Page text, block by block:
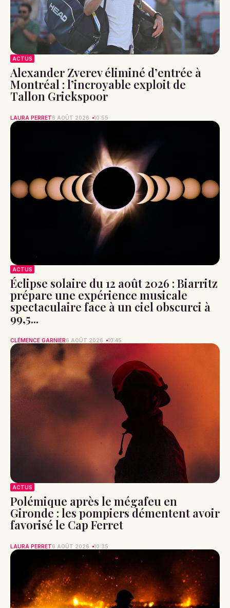
ACTUS
Alexander Zverev éliminé d’entrée à
Montréal : l’incroyable exploit de
Tallon Griekspoor
LAURA PERRET6 AOÛT 2026 10:55
ACTUS
Éclipse solaire du 12 août 2026 : Biarritz
prépare une expérience musicale
spectaculaire face à un ciel obscurci à
99,5...
CLÉMENCE GARNIER6 AOÛT 2026 10:45
ACTUS
Polémique après le mégafeu en
Gironde : les pompiers démentent avoir
favorisé le Cap Ferret
LAURA PERRET6 AOÛT 2026 10:35